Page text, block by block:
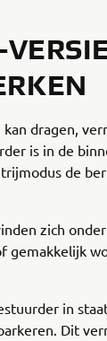
dragen,
is in de
de
zich
gemakkelijk
in
Dit